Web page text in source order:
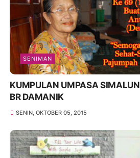
SENIMAN
KUMPULAN UMPASA
BR DAMANIK
SENIN, OKTOBER 05, 2015